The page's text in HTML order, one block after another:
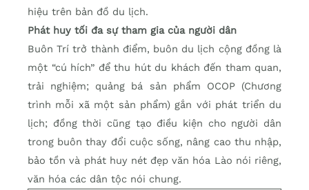
hiệu trên bản đồ du lịch.
Phát huy tối đa sự tham gia của người dân
Buôn Trí trở thành điểm, buôn du lịch cộng đồng là
một “cú hích” để thu hút du khách đến tham quan,
trải nghiệm; quảng bá sản phẩm OCOP (Chương
trình mỗi xã một sản phẩm) gắn với phát triển du
lịch; đồng thời cũng tạo điều kiện cho người dân
trong buôn thay đổi cuộc sống, nâng cao thu nhập,
bảo tồn và phát huy nét đẹp văn hóa Lào nói riêng,
văn hóa các dân tộc nói chung.